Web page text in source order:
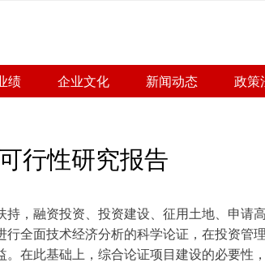
绩 企业文化 新闻动态 政策
行性研究报告
，融资投资、投资建设、征用土地、申请
全面技术经济分析的科学论证，在投资管
在此基础上，综合论证项目建设的必要性